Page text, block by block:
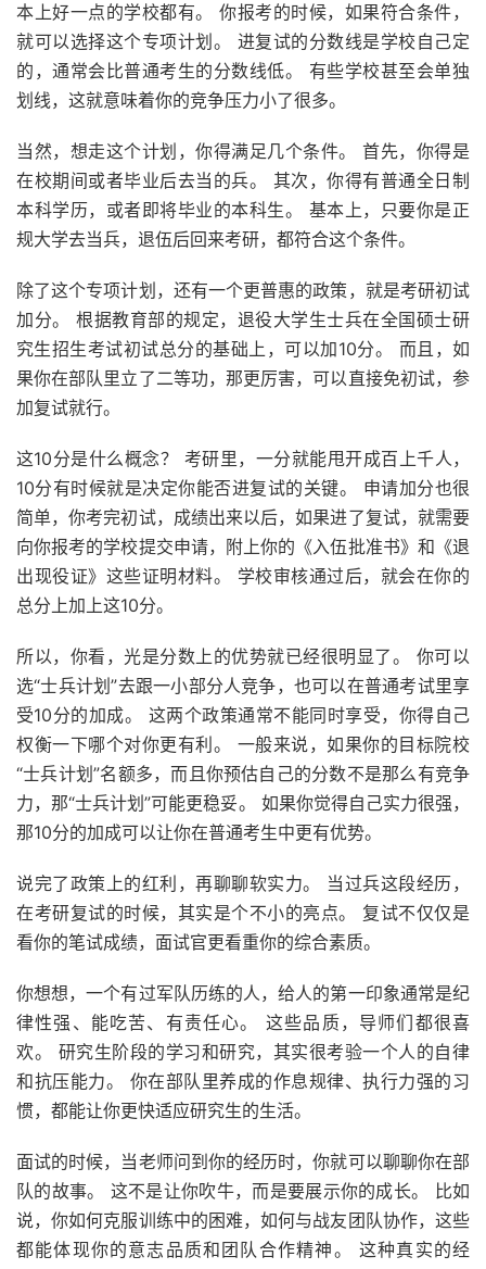
本上好一点的学校都有。 你报考的时候，如果符合条件，
就可以选择这个专项计划。 进复试的分数线是学校自己定
的，通常会比普通考生的分数线低。 有些学校甚至会单独
划线，这就意味着你的竞争压力小了很多。
当然，想走这个计划，你得满足几个条件。 首先，你得是
在校期间或者毕业后去当的兵。 其次，你得有普通全日制
本科学历，或者即将毕业的本科生。 基本上，只要你是正
规大学去当兵，退伍后回来考研，都符合这个条件。
除了这个专项计划，还有一个更普惠的政策，就是考研初试
加分。 根据教育部的规定，退役大学生士兵在全国硕士研
究生招生考试初试总分的基础上，可以加10分。 而且，如
果你在部队里立了二等功，那更厉害，可以直接免初试，参
加复试就行。
这10分是什么概念？ 考研里，一分就能甩开成百上千人，
10分有时候就是决定你能否进复试的关键。 申请加分也很
简单，你考完初试，成绩出来以后，如果进了复试，就需要
向你报考的学校提交申请，附上你的《入伍批准书》和《退
出现役证》这些证明材料。 学校审核通过后，就会在你的
总分上加上这10分。
所以，你看，光是分数上的优势就已经很明显了。 你可以
选“士兵计划”去跟一小部分人竞争，也可以在普通考试里享
受10分的加成。 这两个政策通常不能同时享受，你得自己
权衡一下哪个对你更有利。 一般来说，如果你的目标院校
“士兵计划”名额多，而且你预估自己的分数不是那么有竞争
力，那“士兵计划”可能更稳妥。 如果你觉得自己实力很强，
那10分的加成可以让你在普通考生中更有优势。
说完了政策上的红利，再聊聊软实力。 当过兵这段经历，
在考研复试的时候，其实是个不小的亮点。 复试不仅仅是
看你的笔试成绩，面试官更看重你的综合素质。
你想想，一个有过军队历练的人，给人的第一印象通常是纪
律性强、能吃苦、有责任心。 这些品质，导师们都很喜
欢。 研究生阶段的学习和研究，其实很考验一个人的自律
和抗压能力。 你在部队里养成的作息规律、执行力强的习
惯，都能让你更快适应研究生的生活。
面试的时候，当老师问到你的经历时，你就可以聊聊你在部
队的故事。 这不是让你吹牛，而是要展示你的成长。 比如
说，你如何克服训练中的困难，如何与战友团队协作，这些
都能体现你的意志品质和团队合作精神。 这种真实的经